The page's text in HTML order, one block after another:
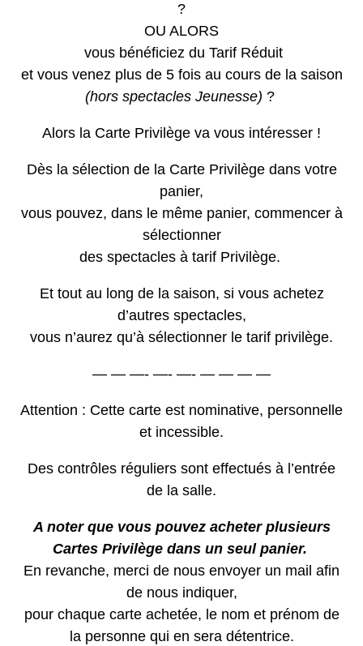
?
OU ALORS
vous bénéficiez du Tarif Réduit
et vous venez plus de 5 fois au cours de la saison
(hors spectacles Jeunesse) ?
Alors la Carte Privilège va vous intéresser !
Dès la sélection de la Carte Privilège dans votre
panier,
vous pouvez, dans le même panier, commencer à
sélectionner
des spectacles à tarif Privilège.
Et tout au long de la saison, si vous achetez
d’autres spectacles,
vous n’aurez qu’à sélectionner le tarif privilège.
— — —- —- —- — — — —
Attention : Cette carte est nominative, personnelle
et incessible.
Des contrôles réguliers sont effectués à l’entrée
de la salle.
A noter que vous pouvez acheter plusieurs
Cartes Privilège dans un seul panier.
En revanche, merci de nous envoyer un mail afin
de nous indiquer,
pour chaque carte achetée, le nom et prénom de
la personne qui en sera détentrice.